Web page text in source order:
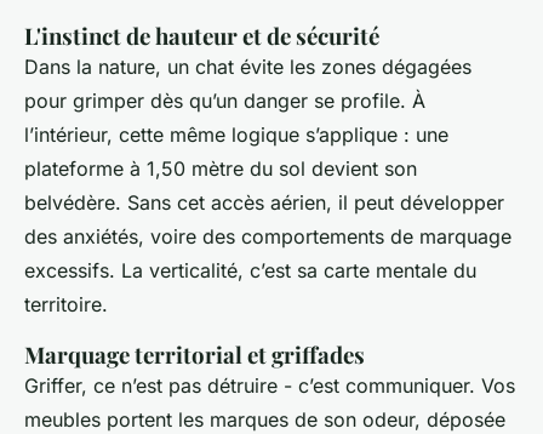
L'instinct de hauteur et de sécurité
Dans la nature, un chat évite les zones dégagées
pour grimper dès qu’un danger se profile. À
l’intérieur, cette même logique s’applique : une
plateforme à 1,50 mètre du sol devient son
belvédère. Sans cet accès aérien, il peut développer
des anxiétés, voire des comportements de marquage
excessifs. La verticalité, c’est sa carte mentale du
territoire.
Marquage territorial et griffades
Griffer, ce n’est pas détruire - c’est communiquer. Vos
meubles portent les marques de son odeur, déposée